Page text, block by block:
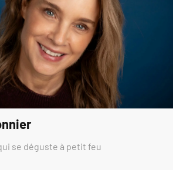
se déguste à petit feu